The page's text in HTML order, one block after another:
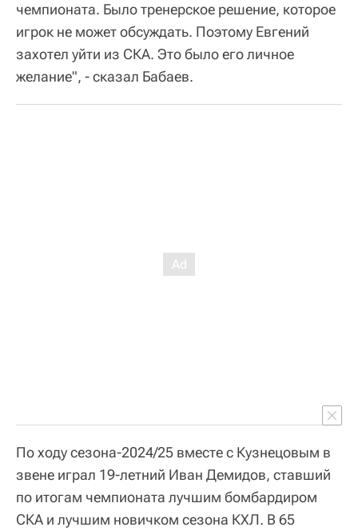
чемпионата. Было тренерское решение, которое
игрок не может обсуждать. Поэтому Евгений
захотел уйти из СКА. Это было его личное
желание", - сказал Бабаев.
По ходу сезона-2024/25 вместе с Кузнецовым в
звене играл 19-летний Иван Демидов, ставший
по итогам чемпионата лучшим бомбардиром
СКА и лучшим новичком сезона КХЛ. В 65